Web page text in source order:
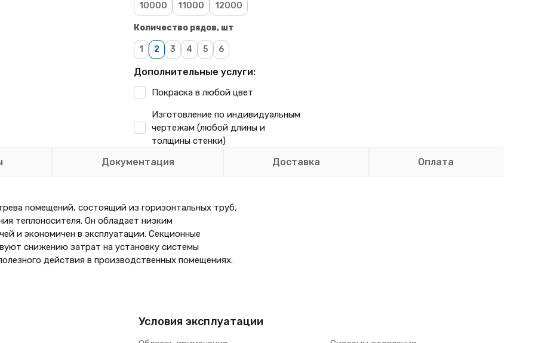
10000
11000 12000
Количество рядов, шт
1 2 3 4 5 6
Дополнительные услуги:
Покраска в любой цвет
Изготовление по индивидуальным
чертежам (любой длины и
толщины стенки)
Документация Доставка Оплата
помещений, состоящий из горизонтальных труб,
теплоносителя. Он обладает низким
и экономичен в эксплуатации. Секционные
снижению затрат на установку системы
действия в производственных помещениях.
Условия эксплуатации